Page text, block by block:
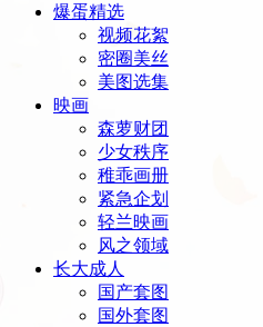
爆蛋精选
视频花絮
密圈美丝
美图选集
映画
森萝财团
少女秩序
稚乖画册
紧急企划
轻兰映画
风之领域
长大成人
国产套图
国外套图